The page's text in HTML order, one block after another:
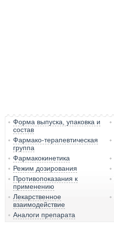
Форма выпуска, упаковка и
состав
Фармако-терапевтическая
группа
Фармакокинетика
Режим дозирования
Противопоказания к
применению
Лекарственное
взаимодействие
Аналоги препарата